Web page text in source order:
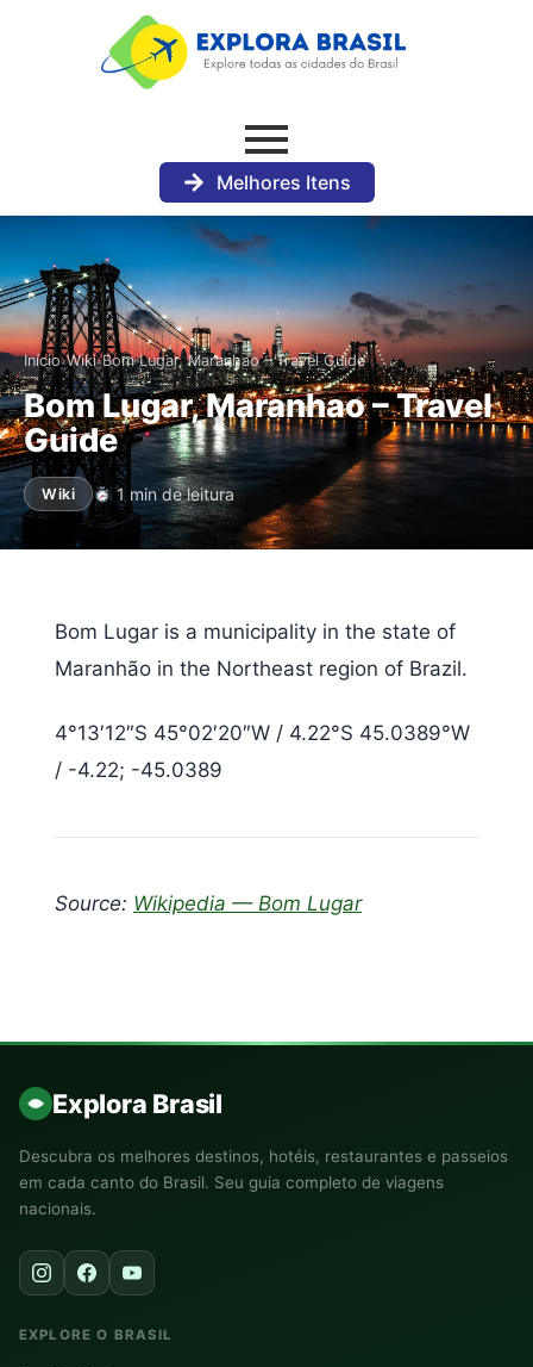
Melhores Itens
Início›Wiki›Bom Lugar, Maranhao – Travel Guide
Bom Lugar, Maranhao – Travel
Guide
Wiki 1 min de leitura
Bom Lugar is a municipality in the state of
Maranhão in the Northeast region of Brazil.
4°13′12″S 45°02′20″W / 4.22°S 45.0389°W
/ -4.22; -45.0389
Source: Wikipedia — Bom Lugar
Explora Brasil
Descubra os melhores destinos, hotéis, restaurantes e passeios
em cada canto do Brasil. Seu guia completo de viagens
nacionais.
EXPLORE O BRASIL